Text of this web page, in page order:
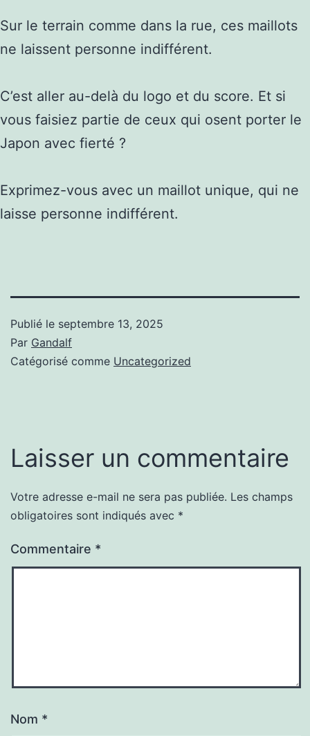
Sur le terrain comme dans la rue, ces maillots
ne laissent personne indifférent.
C’est aller au-delà du logo et du score. Et si
vous faisiez partie de ceux qui osent porter le
Japon avec fierté ?
Exprimez-vous avec un maillot unique, qui ne
laisse personne indifférent.
Publié le septembre 13, 2025
Par Gandalf
Catégorisé comme Uncategorized
Laisser un commentaire
Votre adresse e-mail ne sera pas publiée. Les champs
obligatoires sont indiqués avec *
Commentaire *
Nom *